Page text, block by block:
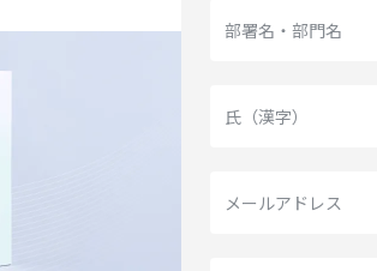
部署名・部門名
氏（漢字）
メールアドレス